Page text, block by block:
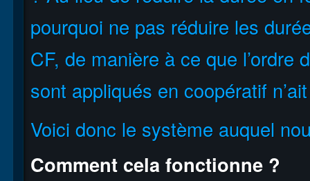
pourquoi ne pas réduire les
CF, de manière à ce que l’ordre
sont appliqués en coopératif
Voici donc le système auquel
Comment cela fonctionne ?